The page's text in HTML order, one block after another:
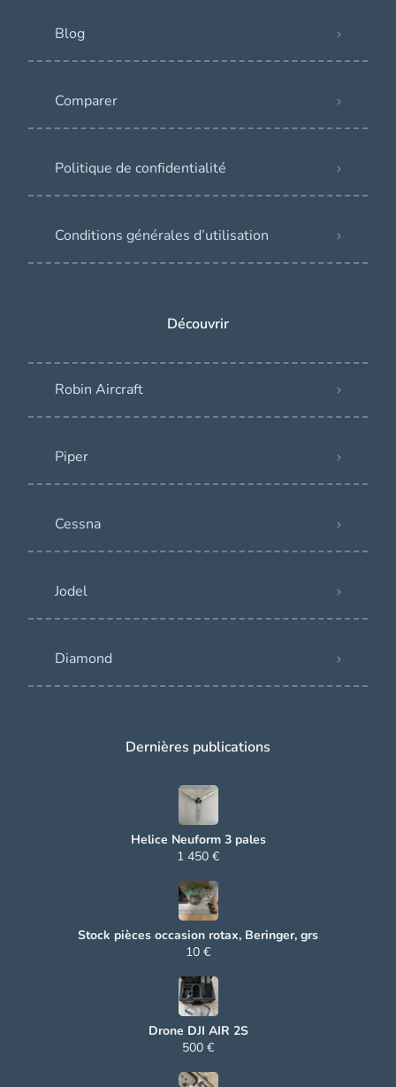
Blog
Comparer
Politique de confidentialité
Conditions générales d’utilisation
Découvrir
Robin Aircraft
Piper
Cessna
Jodel
Diamond
Dernières publications
Helice Neuform 3 pales
1 450 €
Stock pièces occasion rotax, Beringer, grs
10 €
Drone DJI AIR 2S
500 €